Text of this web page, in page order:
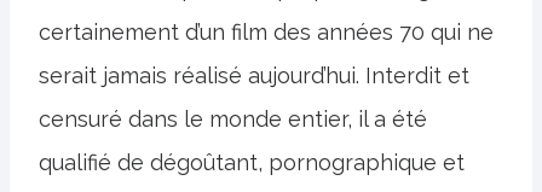
certainement d’un film des années 70 qui ne
serait jamais réalisé aujourd’hui. Interdit et
censuré dans le monde entier, il a été
qualifié de dégoûtant, pornographique et